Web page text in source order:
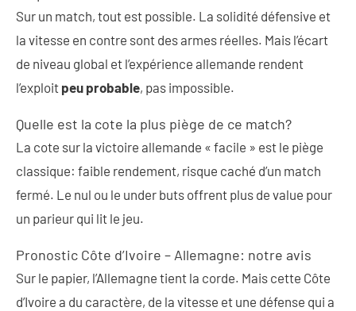
Sur un match, tout est possible. La solidité défensive et
la vitesse en contre sont des armes réelles. Mais l’écart
de niveau global et l’expérience allemande rendent
l’exploit peu probable, pas impossible.
Quelle est la cote la plus piège de ce match?
La cote sur la victoire allemande « facile » est le piège
classique: faible rendement, risque caché d’un match
fermé. Le nul ou le under buts offrent plus de value pour
un parieur qui lit le jeu.
Pronostic Côte d’Ivoire – Allemagne: notre avis
Sur le papier, l’Allemagne tient la corde. Mais cette Côte
d’Ivoire a du caractère, de la vitesse et une défense qui a